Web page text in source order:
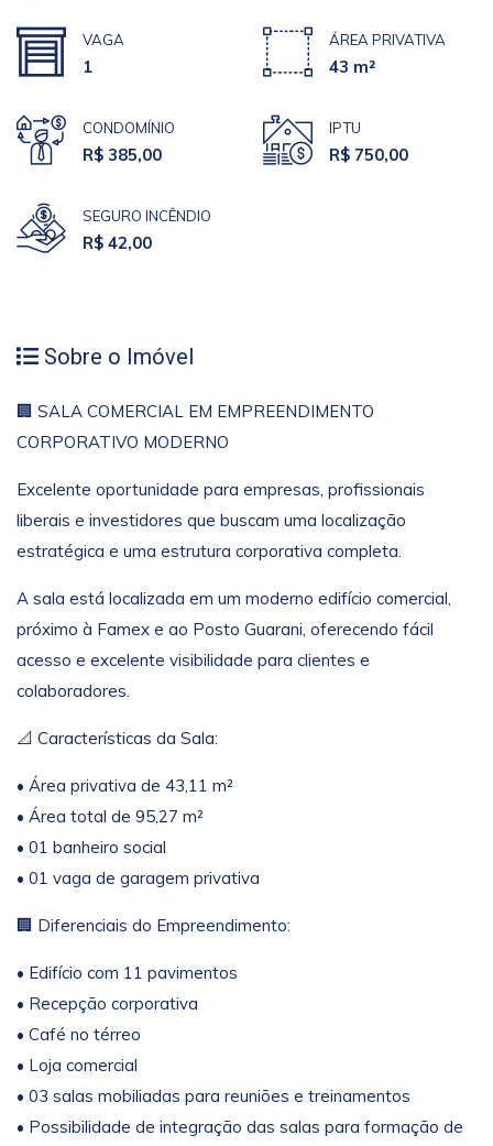
VAGA
1
ÁREA PRIVATIVA
43 m²
CONDOMÍNIO
R$ 385,00
IPTU
R$ 750,00
SEGURO INCÊNDIO
R$ 42,00
Sobre o Imóvel
🏢 SALA COMERCIAL EM EMPREENDIMENTO
CORPORATIVO MODERNO
Excelente oportunidade para empresas, profissionais
liberais e investidores que buscam uma localização
estratégica e uma estrutura corporativa completa.
A sala está localizada em um moderno edifício comercial,
próximo à Famex e ao Posto Guarani, oferecendo fácil
acesso e excelente visibilidade para clientes e
colaboradores.
📐 Características da Sala:
• Área privativa de 43,11 m²
• Área total de 95,27 m²
• 01 banheiro social
• 01 vaga de garagem privativa
🏢 Diferenciais do Empreendimento:
• Edifício com 11 pavimentos
• Recepção corporativa
• Café no térreo
• Loja comercial
• 03 salas mobiliadas para reuniões e treinamentos
• Possibilidade de integração das salas para formação de